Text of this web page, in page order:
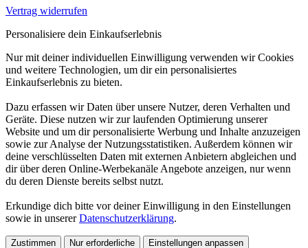
Vertrag widerrufen
Personalisiere dein Einkaufserlebnis
Nur mit deiner individuellen Einwilligung verwenden wir Cookies
und weitere Technologien, um dir ein personalisiertes
Einkaufserlebnis zu bieten.
Dazu erfassen wir Daten über unsere Nutzer, deren Verhalten und
Geräte. Diese nutzen wir zur laufenden Optimierung unserer
Website und um dir personalisierte Werbung und Inhalte anzuzeigen
sowie zur Analyse der Nutzungsstatistiken. Außerdem können wir
deine verschlüsselten Daten mit externen Anbietern abgleichen und
dir über deren Online-Werbekanäle Angebote anzeigen, nur wenn
du deren Dienste bereits selbst nutzt.
Erkundige dich bitte vor deiner Einwilligung in den Einstellungen
sowie in unsererDatenschutzerklärung.
Zustimmen Nur erforderliche Einstellungen anpassen